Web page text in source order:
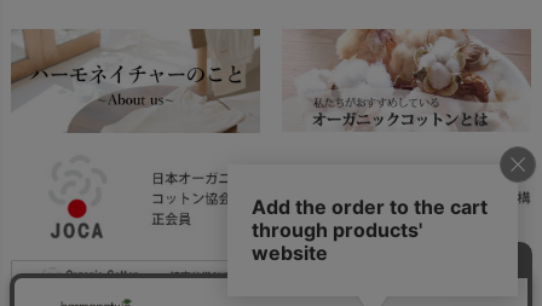
FAXでのご注文
お問い合わせ chevron_right